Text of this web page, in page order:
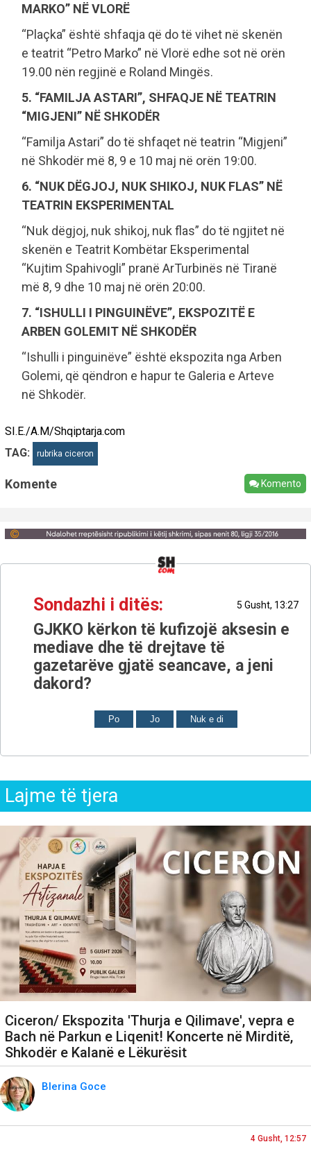
MARKO” NË VLORË
“Plaçka” është shfaqja që do të vihet në skenën
e teatrit “Petro Marko” në Vlorë edhe sot në orën
19.00 nën regjinë e Roland Mingës.
5. “FAMILJA ASTARI”, SHFAQJE NË TEATRIN
“MIGJENI” NË SHKODËR
“Familja Astari” do të shfaqet në teatrin “Migjeni”
në Shkodër më 8, 9 e 10 maj në orën 19:00.
6. “NUK DËGJOJ, NUK SHIKOJ, NUK FLAS” NË
TEATRIN EKSPERIMENTAL
“Nuk dëgjoj, nuk shikoj, nuk flas” do të ngjitet në
skenën e Teatrit Kombëtar Eksperimental
“Kujtim Spahivogli” pranë ArTurbinës në Tiranë
më 8, 9 dhe 10 maj në orën 20:00.
7. “ISHULLI I PINGUINËVE”, EKSPOZITË E
ARBEN GOLEMIT NË SHKODËR
“Ishulli i pinguinëve” është ekspozita nga Arben
Golemi, që qëndron e hapur te Galeria e Arteve
në Shkodër.
SI.E./A.M/Shqiptarja.com
TAG:
rubrika ciceron
Komente Komento
Sondazhi i ditës: 5 Gusht, 13:27
GJKKO kërkon të kufizojë aksesin e
mediave dhe të drejtave të
gazetarëve gjatë seancave, a jeni
dakord?
Po Jo Nuk e di
Lajme të tjera
Ciceron/ Ekspozita 'Thurja e Qilimave', vepra e
Bach në Parkun e Liqenit! Koncerte në Mirditë,
Shkodër e Kalanë e Lëkurësit
Blerina Goce
4 Gusht, 12:57